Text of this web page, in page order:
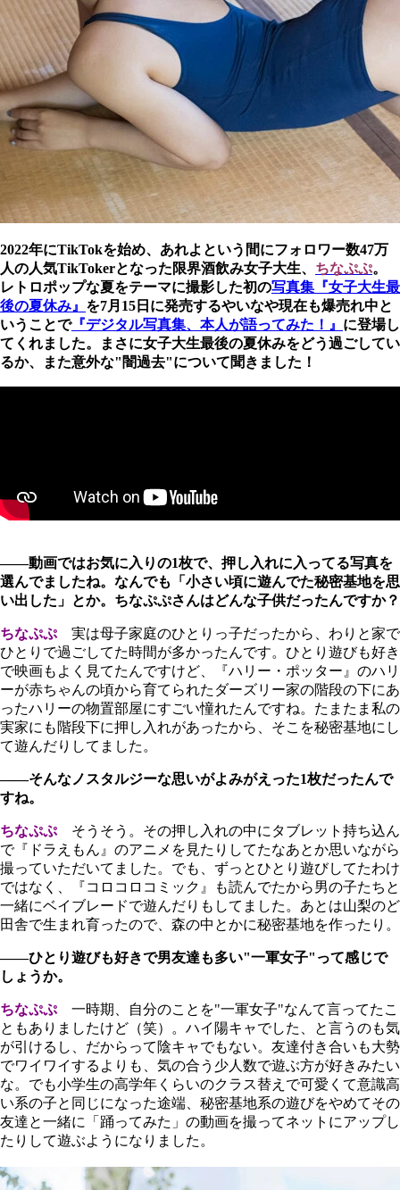
2022年にTikTokを始め、あれよという間にフォロワー数47万
人の人気TikTokerとなった限界酒飲み女子大生、 ちなぷぷ。
レトロポップな夏をテーマに撮影した初の写真集『女子大生最
後の夏休み』 を7月15日に発売するやいなや現在も爆売れ中と
いうことで『デジタル写真集、本人が語ってみた！』 に登場し
てくれました。まさに女子大生最後の夏休みをどう過ごしてい
るか、また意外な"闇過去"について聞きました！
――動画ではお気に入りの1枚で、押し入れに入ってる写真を
選んでましたね。なんでも「小さい頃に遊んでた秘密基地を思
い出した」とか。ちなぷぷさんはどんな子供だったんですか？
ちなぷぷ実は母子家庭のひとりっ子だったから、わりと家で
ひとりで過ごしてた時間が多かったんです。ひとり遊びも好き
で映画もよく見てたんですけど、『ハリー・ポッター』のハリ
ーが赤ちゃんの頃から育てられたダーズリー家の階段の下にあ
ったハリーの物置部屋にすごい憧れたんですね。たまたま私の
実家にも階段下に押し入れがあったから、そこを秘密基地にし
て遊んだりしてました。
――そんなノスタルジーな思いがよみがえった1枚だったんで
すね。
ちなぷぷそうそう。その押し入れの中にタブレット持ち込ん
で『ドラえもん』のアニメを見たりしてたなあとか思いながら
撮っていただいてました。でも、ずっとひとり遊びしてたわけ
ではなく、『コロコロコミック』も読んでたから男の子たちと
一緒にベイブレードで遊んだりもしてました。あとは山梨のど
田舎で生まれ育ったので、森の中とかに秘密基地を作ったり。
――ひとり遊びも好きで男友達も多い"一軍女子"って感じで
しょうか。
ちなぷぷ一時期、自分のことを"一軍女子"なんて言ってたこ
ともありましたけど（笑）。ハイ陽キャでした、と言うのも気
が引けるし、だからって陰キャでもない。友達付き合いも大勢
でワイワイするよりも、気の合う少人数で遊ぶ方が好きみたい
な。でも小学生の高学年くらいのクラス替えで可愛くて意識高
い系の子と同じになった途端、秘密基地系の遊びをやめてその
友達と一緒に「踊ってみた」の動画を撮ってネットにアップし
たりして遊ぶようになりました。